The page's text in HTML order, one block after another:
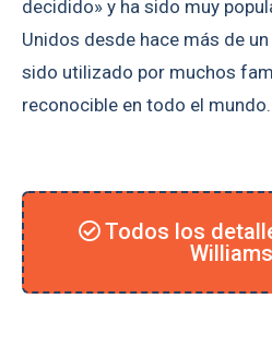
decidido» y ha sido muy
Unidos desde hace más de
sido utilizado por muchos
reconocible en todo el mundo.
Todos los